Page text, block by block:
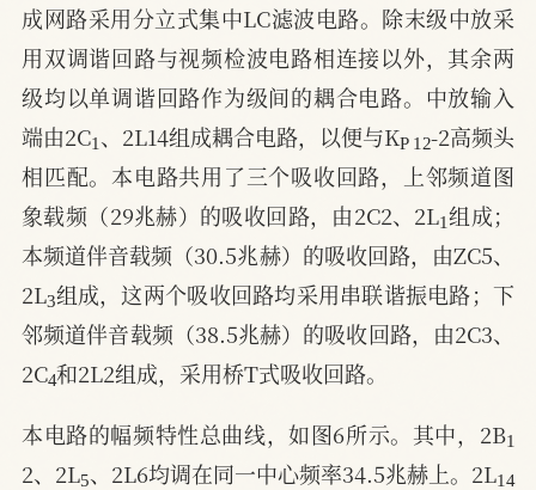
成网路采用分立式集中LC滤波电路。除末级中放采
用双调谐回路与视频检波电路相连接以外，其余两
级均以单调谐回路作为级间的耦合电路。中放输入
端由2C 1、2L14组成耦合电路，以便与KP 12
-2高频头
相匹配。本电路共用了三个吸收回路，上邻频道图
象载频（29兆赫）的吸收回路，由2C2、2L1组成；
本频道伴音载频（30.5兆赫）的吸收回路，由ZC5、
2L3组成，这两个吸收回路均采用串联谐振电路；下
邻频道伴音载频（38.5兆赫）的吸收回路，由2C3、
2C4和2L2组成，采用桥T式吸收回路。
本电路的幅频特性总曲线，如图6所示。其中，2B
2、2L5、2L6均调在同一中心频率34.5兆赫上。2L14